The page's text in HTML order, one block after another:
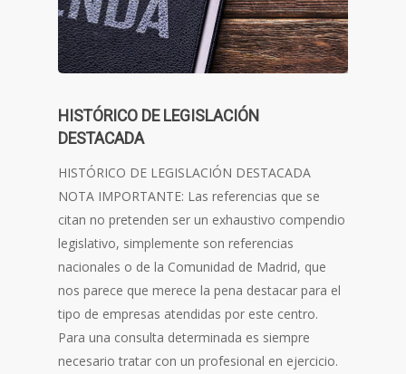
HISTÓRICO DE LEGISLACIÓN
DESTACADA
HISTÓRICO DE LEGISLACIÓN DESTACADA
NOTA IMPORTANTE: Las referencias que se
citan no pretenden ser un exhaustivo compendio
legislativo, simplemente son referencias
nacionales o de la Comunidad de Madrid, que
nos parece que merece la pena destacar para el
tipo de empresas atendidas por este centro.
Para una consulta determinada es siempre
necesario tratar con un profesional en ejercicio.